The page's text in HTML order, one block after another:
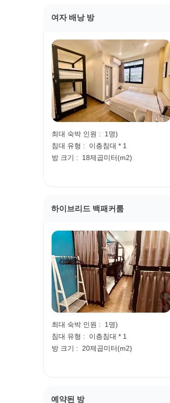
여자 배낭 방
최대 숙박 인원 :
1명)
침대 유형 :
이층침대 * 1
방 크기 :
18제곱미터(m2)
하이브리드 백패커룸
최대 숙박 인원 :
1명)
침대 유형 :
이층침대 * 1
방 크기 :
20제곱미터(m2)
예약된 방